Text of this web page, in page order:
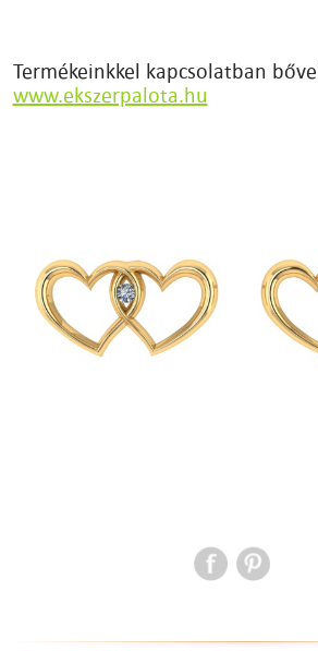
Termékeinkkel kapcsolatban
www.ekszerpalota.hu